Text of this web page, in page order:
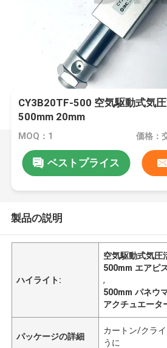
CY3B20TF-500 空気駆動式気
500mm 20mm
MOQ：1 価格：
ベストプライス
製品の説明
ハイライト:
空気駆動式気圧
500mm エアピ
,
500mm パネウ
アクチュエータ
パッケージの詳細
カートン/クラ
うに